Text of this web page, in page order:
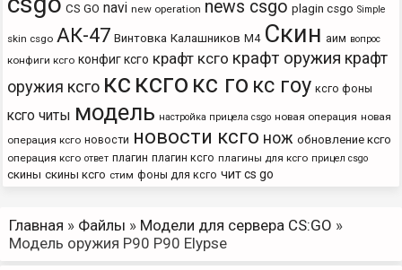
CS GO navi new operation news csgo plagin csgo Simple
skin csgo АК-47 Винтовка Калашников М4 Скин аим вопрос
конфиги ксго конфиг ксго крафт ксго крафт оружия крафт
оружия ксго кс ксго кс го кс гоу ксго фоны
ксго читы модель настройка прицела csgo новая операция новая
операция ксго новости новости ксго нож обновление ксго
операция ксго ответ плагин плагин ксго плагины для ксго прицел csgo
скины скины ксго стим фоны для ксго чит cs go
Главная » Файлы » Модели для сервера CS:GO »
Модель оружия P90 P90 Elypse